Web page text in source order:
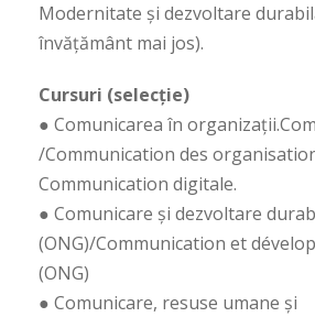
Modernitate şi dezvoltare
învățământ mai jos).
Cursuri (selecție)
● Comunicarea în
/Communication des
Communication digitale.
● Comunicare şi dezvoltare
(ONG)/Communication et
(ONG)
● Comunicare, resuse umane şi